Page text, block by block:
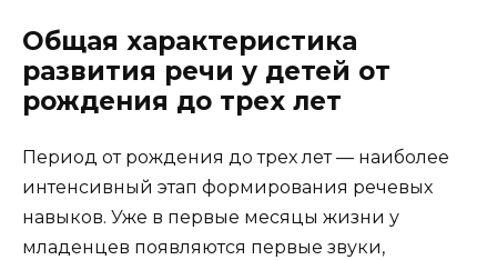
Общая характеристика
развития речи у детей от
рождения до трех лет
Период от рождения до трех лет — наиболее
интенсивный этап формирования речевых
навыков. Уже в первые месяцы жизни у
младенцев появляются первые звуки,